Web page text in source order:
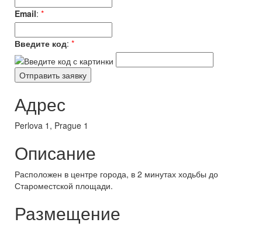
Email: *
Введите код: *
Адрес
Perlova 1, Prague 1
Описание
Расположен в центре города, в 2 минутах ходьбы до
Староместской площади.
Размещение